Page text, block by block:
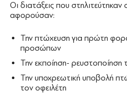
Οι διατάξεις που
αφορούσαν:
Την πτώχευση για πρώτη
προσώπων
Την εκποίηση- ρευστοποίηση
Την υποχρεωτική υποβολή
τον οφειλέτη